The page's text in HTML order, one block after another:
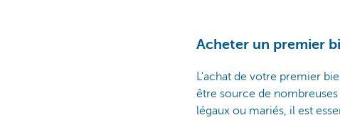
Acheter un premier
L'achat de votre premier
être source de
légaux ou mariés, il est